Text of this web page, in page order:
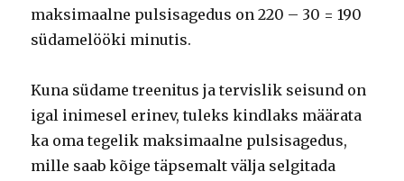
maksimaalne pulsisagedus on 220 – 30 = 190
südamelööki minutis.
Kuna südame treenitus ja tervislik seisund on
igal inimesel erinev, tuleks kindlaks määrata
ka oma tegelik maksimaalne pulsisagedus,
mille saab kõige täpsemalt välja selgitada